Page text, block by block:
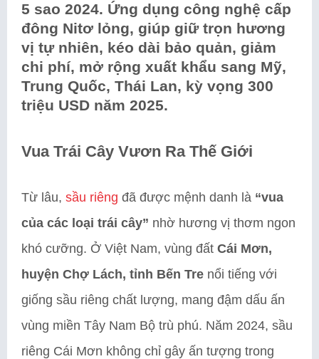
5 sao 2024. Ứng dụng công nghệ cấp
đông Nitơ lỏng, giúp giữ trọn hương
vị tự nhiên, kéo dài bảo quản, giảm
chi phí, mở rộng xuất khẩu sang Mỹ,
Trung Quốc, Thái Lan, kỳ vọng 300
triệu USD năm 2025.
Vua Trái Cây Vươn Ra Thế Giới
Từ lâu, sầu riêng đã được mệnh danh là “vua
của các loại trái cây” nhờ hương vị thơm ngon
khó cưỡng. Ở Việt Nam, vùng đất Cái Mơn,
huyện Chợ Lách, tỉnh Bến Tre nổi tiếng với
giống sầu riêng chất lượng, mang đậm dấu ấn
vùng miền Tây Nam Bộ trù phú. Năm 2024, sầu
riêng Cái Mơn không chỉ gây ấn tượng trong